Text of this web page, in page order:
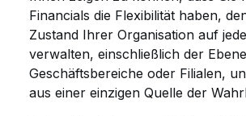
Financials die Flexibilität haben,
Zustand Ihrer Organisation auf
verwalten, einschließlich der
Geschäftsbereiche oder Filialen,
aus einer einzigen Quelle der